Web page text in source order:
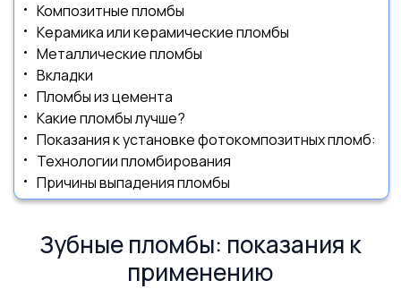
Композитные пломбы
Керамика или керамические пломбы
Металлические пломбы
Вкладки
Пломбы из цемента
Какие пломбы лучше?
Показания к установке фотокомпозитных пломб:
Технологии пломбирования
Причины выпадения пломбы
Зубные пломбы: показания к
применению